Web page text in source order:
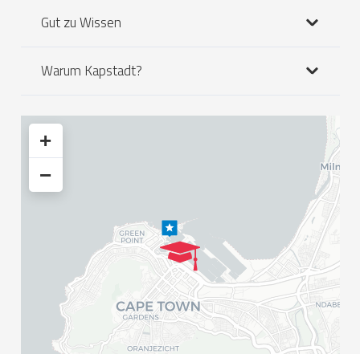
Gut zu Wissen
Warum Kapstadt?
+
−